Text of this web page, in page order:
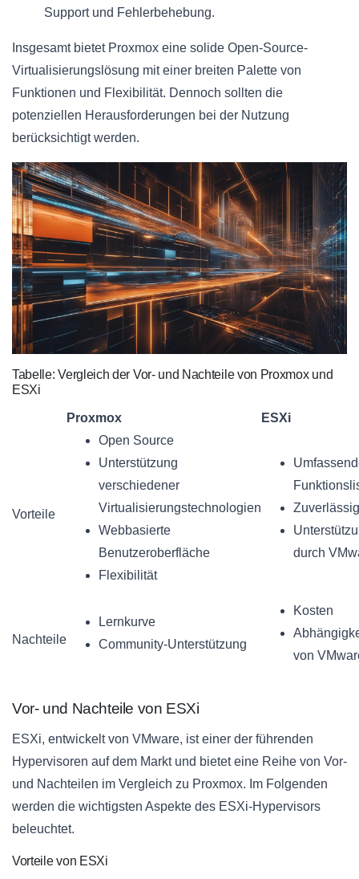
Support und Fehlerbehebung.
Insgesamt bietet Proxmox eine solide Open-Source-
Virtualisierungslösung mit einer breiten Palette von
Funktionen und Flexibilität. Dennoch sollten die
potenziellen Herausforderungen bei der Nutzung
berücksichtigt werden.
Tabelle: Vergleich der Vor- und Nachteile von Proxmox und
ESXi
Proxmox ESXi
Vorteile
Open Source
Unterstützung
verschiedener
Virtualisierungstechnologien
Webbasierte
Benutzeroberfläche
Flexibilität
durch
Nachteile
Lernkurve
Community-Unterstützung
Kosten
von
Vor- und Nachteile von ESXi
ESXi, entwickelt von VMware, ist einer der führenden
Hypervisoren auf dem Markt und bietet eine Reihe von Vor-
und Nachteilen im Vergleich zu Proxmox. Im Folgenden
werden die wichtigsten Aspekte des ESXi-Hypervisors
beleuchtet.
Vorteile von ESXi